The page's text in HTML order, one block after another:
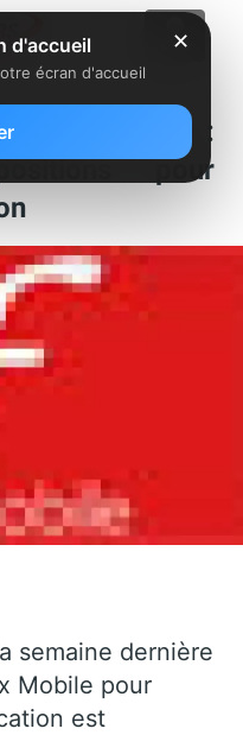
Phone) :
pour
semaine dernière
Mobile pour
est
✕
d'accueil
écran d'accueil